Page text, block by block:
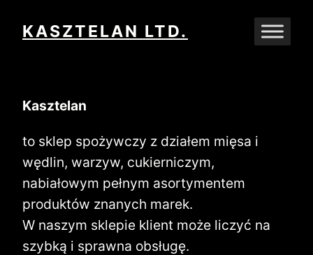
KASZTELAN LTD.
Kasztelan
to sklep spożywczy z działem mięsa i
wędlin, warzyw, cukierniczym,
nabiałowym pełnym asortymentem
produktów znanych marek.
W naszym sklepie klient może liczyć na
szybką i sprawna obsługę.